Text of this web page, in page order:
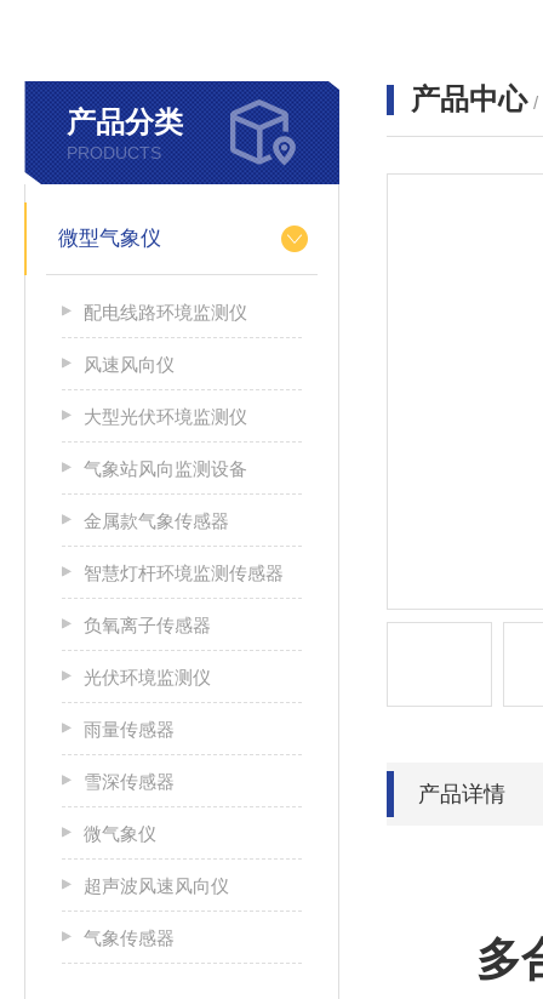
产品分类
PRODUCTS
微型气象仪
配电线路环境监测仪
风速风向仪
大型光伏环境监测仪
气象站风向监测设备
金属款气象传感器
智慧灯杆环境监测传感器
负氧离子传感器
光伏环境监测仪
雨量传感器
雪深传感器
微气象仪
超声波风速风向仪
气象传感器
产品中心 /
产品详情
多